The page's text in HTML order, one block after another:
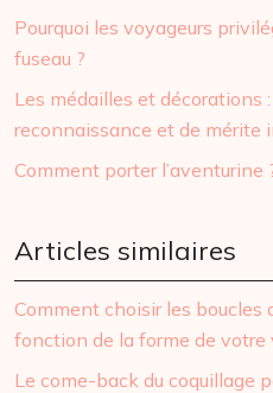
Pourquoi les voyageurs
fuseau ?
Les médailles et décorations
reconnaissance et de mérite
Comment porter l’aventurine
Articles similaires
Comment choisir les boucles
fonction de la forme de votre
Le come-back du coquillage